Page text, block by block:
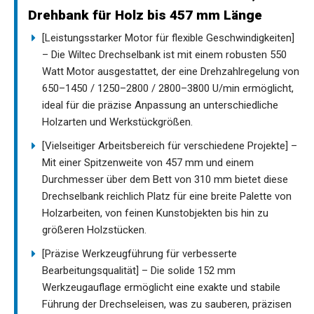
Drehbank für Holz bis 457 mm Länge
[Leistungsstarker Motor für flexible Geschwindigkeiten]
– Die Wiltec Drechselbank ist mit einem robusten 550
Watt Motor ausgestattet, der eine Drehzahlregelung von
650–1450 / 1250–2800 / 2800–3800 U/min ermöglicht,
ideal für die präzise Anpassung an unterschiedliche
Holzarten und Werkstückgrößen.
[Vielseitiger Arbeitsbereich für verschiedene Projekte] –
Mit einer Spitzenweite von 457 mm und einem
Durchmesser über dem Bett von 310 mm bietet diese
Drechselbank reichlich Platz für eine breite Palette von
Holzarbeiten, von feinen Kunstobjekten bis hin zu
größeren Holzstücken.
[Präzise Werkzeugführung für verbesserte
Bearbeitungsqualität] – Die solide 152 mm
Werkzeugauflage ermöglicht eine exakte und stabile
Führung der Drechseleisen, was zu sauberen, präzisen